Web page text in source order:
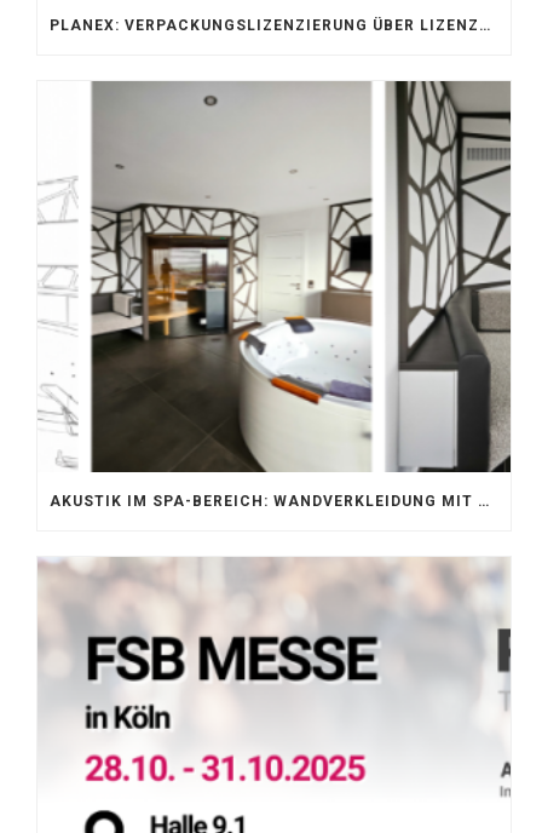
PLANEX: VERPACKUNGSLIZENZIERUNG ÜBER LIZENZERO & LUCID 2026
AKUSTIK IM SPA-BEREICH: WANDVERKLEIDUNG MIT SILENTPROTECT CORE